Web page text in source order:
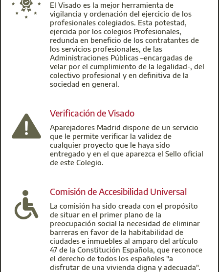
El Visado es la mejor herramienta de
vigilancia y ordenación del ejercicio de los
profesionales colegiados. Esta potestad,
ejercida por los colegios Profesionales,
redunda en beneficio de los contratantes de
los servicios profesionales, de las
Administraciones Públicas –encargadas de
velar por el cumplimiento de la legalidad-, del
colectivo profesional y en definitiva de la
sociedad en general.
Verificación de Visado
Aparejadores Madrid dispone de un servicio
que le permite verificar la validez de
cualquier proyecto que le haya sido
entregado y en el que aparezca el Sello oficial
de este Colegio.
Comisión de Accesibilidad Universal
La comisión ha sido creada con el propósito
de situar en el primer plano de la
preocupación social la necesidad de eliminar
barreras en favor de la habitabilidad de
ciudades e inmuebles al amparo del artículo
47 de la Constitución Española, que reconoce
el derecho de todos los españoles "a
disfrutar de una vivienda digna y adecuada".